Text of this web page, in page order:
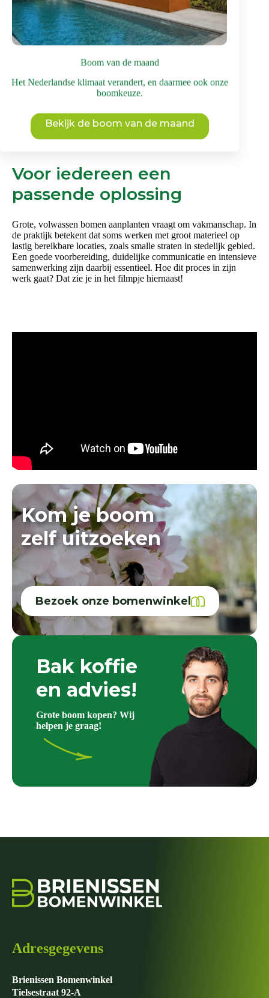
Boom van de maand
Het Nederlandse klimaat verandert, en daarmee ook onze
boomkeuze.
Bekijk de boom van de maand
product
heeft
meerdere
variaties.
Deze
kan
gekozen
worden
op
productpagina
Voor iedereen een
passende oplossing
Grote, volwassen bomen aanplanten vraagt om vakmanschap. In
de praktijk betekent dat soms werken met groot materieel op
lastig bereikbare locaties, zoals smalle straten in stedelijk gebied.
Een goede voorbereiding, duidelijke communicatie en intensieve
samenwerking zijn daarbij essentieel. Hoe dit proces in zijn
werk gaat? Dat zie je in het filmpje hiernaast!
Kom je boom
zelf uitzoeken
Bezoek onze bomenwinkel
Bak koffie
en advies!
Grote boom kopen? Wij
helpen je graag!
Adresgegevens
Brienissen Bomenwinkel
Tielsestraat 92-A